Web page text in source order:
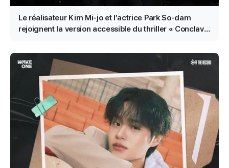
Le réalisateur Kim Mi-jo et l’actrice Park So-dam
rejoignent la version accessible du thriller « Conclave